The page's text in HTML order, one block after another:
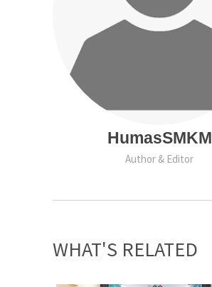
HumasSMKM
Author & Editor
WHAT'S RELATED